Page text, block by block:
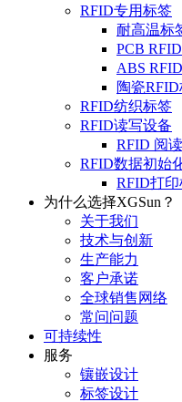
RFID专用标签
耐高温标
PCB
ABS
陶瓷
RFID纺织标签
RFID读写设备
RFID 阅
RFID数据初始
RFID打印
为什么选择XGSun？
关于我们
技术与创新
生产能力
客户承诺
全球销售网络
常问问题
可持续性
服务
镶嵌设计
标签设计